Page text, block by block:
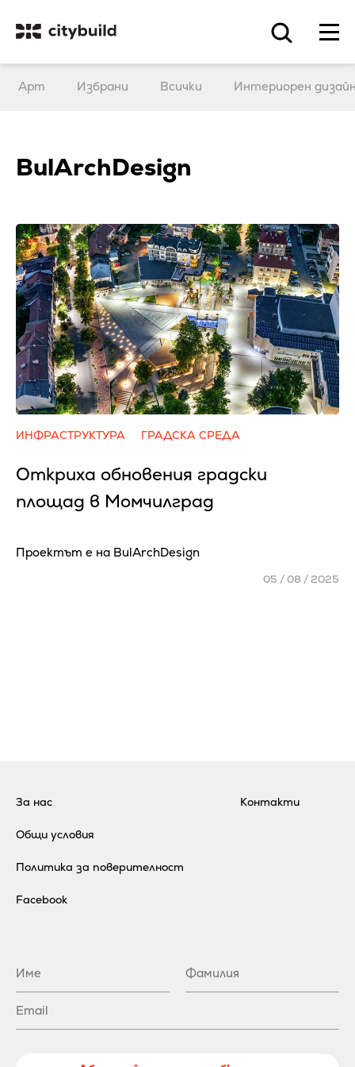
Арт Избрани Всички Интериорен
BulArchDesign
ИНФРАСТРУКТУРА ГРАДСКА СРЕДА
Откриха обновения градски
площад в Момчилград
Проектът е на BulArchDesign
05 / 08 / 2025
За нас
Общи условия
Политика за поверителност
Контакти
Facebook